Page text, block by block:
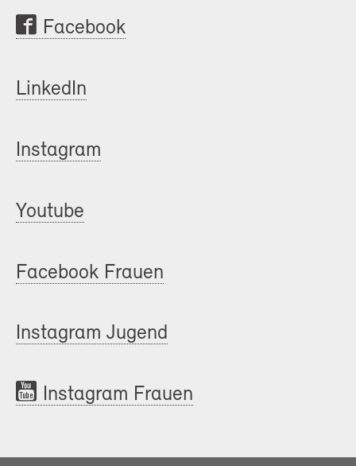
Facebook
LinkedIn
Instagram
Youtube
Facebook Frauen
Instagram Jugend
Instagram Frauen